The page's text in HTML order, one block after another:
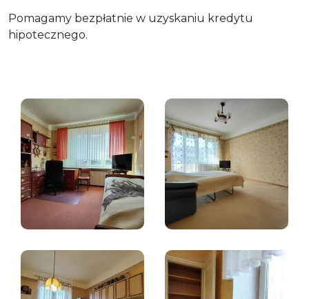
Pomagamy bezpłatnie w uzyskaniu kredytu
hipotecznego.